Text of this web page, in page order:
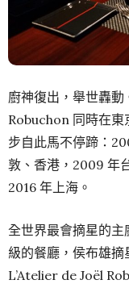
廚神復出，舉世轟
Robuchon 同時在東
步自此馬不停蹄：
敦、香港，2009 年
2016 年上海。
全世界最會摘星的
級的餐廳，侯布雄摘
L’Atelier de Joël